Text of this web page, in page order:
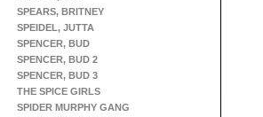
SPEARS, BRITNEY
SPEIDEL, JUTTA
SPENCER, BUD
SPENCER, BUD 2
SPENCER, BUD 3
THE SPICE GIRLS
SPIDER MURPHY GANG